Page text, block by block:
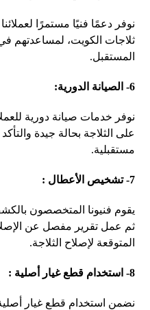
نوفر دعمًا فنيًا مستمرًا
ثلاجات الكويت،
المستقبل.
6- الصيانة الدورية :
نوفر خدمات صيانة دورية
على الثلاجة بحالة جيدة
مستقبلية.
7- تشخيص الأعطال :
يقوم فنيونا المتخصصون
ثم عمل تقرير مفصل عن
المتوقعة لإصلاح الثلاجة.
8- استخدام قطع غيار أصلية :
نضمن استخدام قطع غيار